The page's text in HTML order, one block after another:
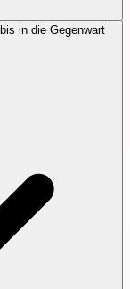
in die Gegenwart